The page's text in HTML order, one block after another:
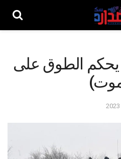
الطوق على